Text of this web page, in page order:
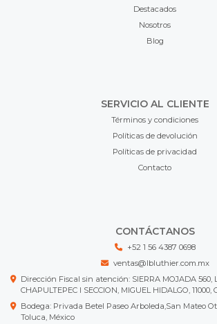
Destacados
Nosotros
Blog
SERVICIO AL CLIENTE
Términos y condiciones
Políticas de devolución
Políticas de privacidad
Contacto
CONTÁCTANOS
+52 1 56 4387 0698
ventas@lbluthier.com.mx
Dirección Fiscal sin atención: SIERRA MOJADA 560,
CHAPULTEPEC I SECCION, MIGUEL HIDALGO, 11000,
Bodega: Privada Betel Paseo Arboleda,San Mateo
Toluca, México